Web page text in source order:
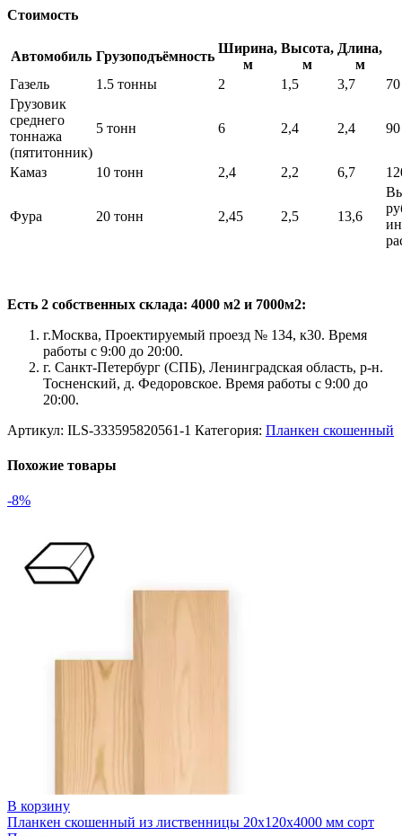
Стоимость
Автомобиль Грузоподъёмность
Ширина,
м
Высота,
м
Длина,
м
Газель
1.5 тонны 2 1,5 3,7
Грузовик
среднего
тоннажа
(пятитонник)
5 тонн 6 2,4 2,4
Камаз 10 тонн 2,4 2,2 6,7
Фура 20 тонн 2,45 2,5 13,6
Есть 2 собственных склада: 4000 м2 и 7000м2:
г.Москва, Проектируемый проезд № 134, к30. Время
работы с 9:00 до 20:00.
г. Санкт-Петербург (СПБ), Ленинградская область, р-н.
Тосненский, д. Федоровское. Время работы с 9:00 до
20:00.
Артикул: ILS-333595820561-1 Категория: Планкен скошенный
Похожие товары
-8%
В корзину
Планкен скошенный из лиственницы 20х120х4000 мм сорт